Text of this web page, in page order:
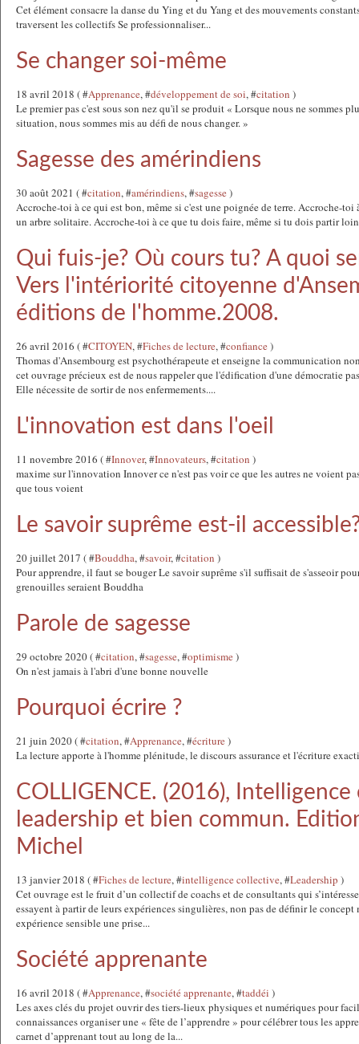
Cet élément consacre la danse du Ying et du Yang et des mouvements
traversent les collectifs Se professionnaliser...
Se changer soi-même
18 avril 2018 ( #Apprenance, #développement de soi, #citation )
Le premier pas c'est sous son nez qu'il se produit « Lorsque nous ne sommes
situation, nous sommes mis au défi de nous changer. »
Sagesse des amérindiens
30 août 2021 ( #citation, #amérindiens, #sagesse)
Accroche-toi à ce qui est bon, même si c'est une poignée de terre. Accroche-toi
un arbre solitaire. Accroche-toi à ce que tu dois faire, même si tu dois partir
Qui fuis-je? Où cours tu? A quoi
Vers l'intériorité citoyenne
éditions de l'homme.2008.
26 avril 2016 ( #CITOYEN, #Fiches de lecture, #confiance)
Thomas d'Ansembourg est psychothérapeute et enseigne la communication
cet ouvrage précieux est de nous rappeler que l'édification d'une démocratie
Elle nécessite de sortir de nos enfermements....
L'innovation est dans l'oeil
11 novembre 2016 ( #Innover, #Innovateurs, #citation )
maxime sur l'innovation Innover ce n'est pas voir ce que les autres ne voient
que tous voient
Le savoir suprême est-il
20 juillet 2017 ( #Bouddha, #savoir, #citation )
Pour apprendre, il faut se bouger Le savoir suprême s'il suffisait de s'asseoir
grenouilles seraient Bouddha
Parole de sagesse
29 octobre 2020 ( #citation, #sagesse, #optimisme)
On n'est jamais à l'abri d'une bonne nouvelle
Pourquoi écrire ?
21 juin 2020 ( #citation, #Apprenance, #écriture)
La lecture apporte à l'homme plénitude, le discours assurance et l'écriture
COLLIGENCE. (2016),
leadership et bien commun.
Michel
13 janvier 2018 ( #Fiches de lecture, #intelligence collective, #Leadership )
Cet ouvrage est le fruit d’un collectif de coachs et de consultants qui
essayent à partir de leurs expériences singulières, non pas de définir le concept
expérience sensible une prise...
Société apprenante
16 avril 2018 ( #Apprenance, #société apprenante, #taddéi )
Les axes clés du projet ouvrir des tiers-lieux physiques et numériques pour
connaissances organiser une « fête de l’apprendre » pour célébrer tous les
carnet d’apprenant tout au long de la...